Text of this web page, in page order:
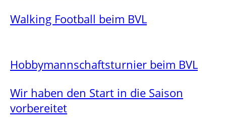
Walking Football beim BVL
Hobbymannschaftsturnier beim BVL
Wir haben den Start in die Saison
vorbereitet